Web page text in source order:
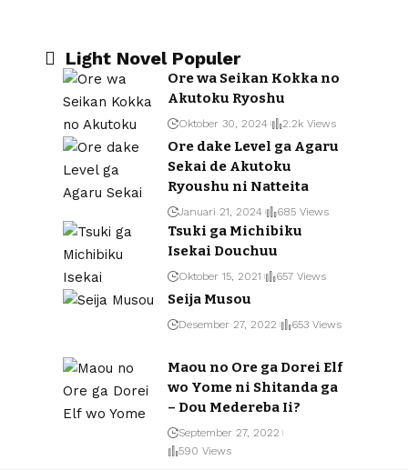
Light Novel Populer
Ore wa Seikan Kokka no
Akutoku Ryoshu
Oktober 30, 2024 2.2k Views
Ore dake Level ga Agaru
Sekai de Akutoku
Ryoushu ni Natteita
Januari 21, 2024 685 Views
Tsuki ga Michibiku
Isekai Douchuu
Oktober 15, 2021 657 Views
Seija Musou
Desember 27, 2022 653 Views
Maou no Ore ga Dorei Elf
wo Yome ni Shitanda ga
– Dou Medereba Ii?
September 27, 2022
590 Views